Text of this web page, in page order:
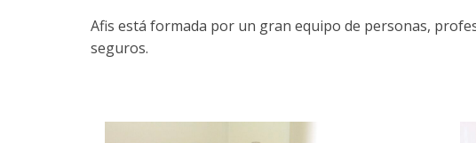
Afis está formada por un gran equipo de personas,
seguros.